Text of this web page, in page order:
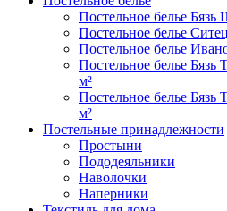
Постельное белье Бязь
Постельное белье
Постельное белье
Постельное белье Бязь
м²
Постельное белье Бязь
м²
Постельные принадлежности
Простыни
Пододеяльники
Наволочки
Наперники